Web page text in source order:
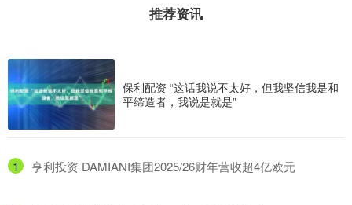
推荐资讯
保利配资 “这话我说不太好，但我坚信我是和
平缔造者，我说是就是”
1 ​亨利投资 DAMIANI集团2025/26财年营收超4亿欧元